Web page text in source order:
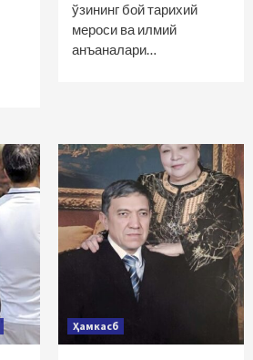
ўзининг бой тарихий
мероси ва илмий
анъаналари…
Ҳамкасб